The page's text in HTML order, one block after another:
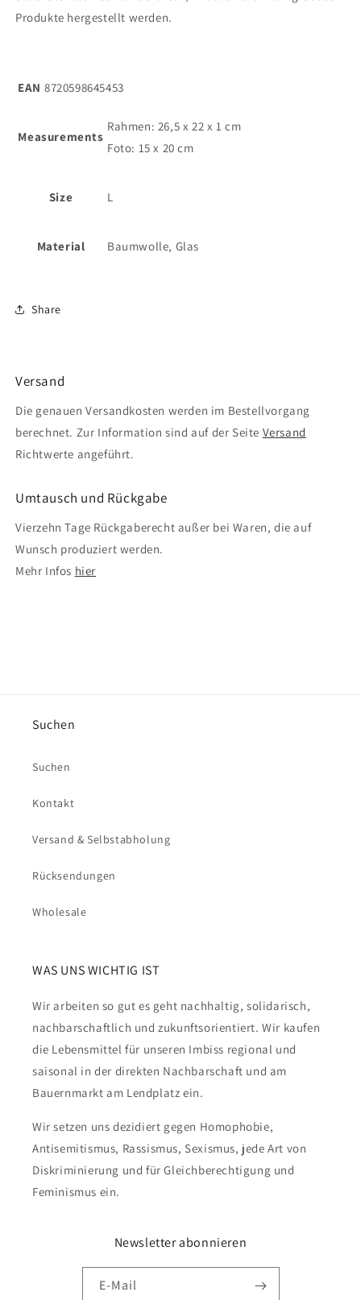
Produkte hergestellt werden.
EAN 8720598645453
Measurements
Rahmen: 26,5 x 22 x 1 cm
Foto: 15 x 20 cm
Size L
Material Baumwolle, Glas
Share
Versand
Die genauen Versandkosten werden im Bestellvorgang
berechnet. Zur Information sind auf der Seite Versand
Richtwerte angeführt.
Umtausch und Rückgabe
Vierzehn Tage Rückgaberecht außer bei Waren, die auf
Wunsch produziert werden.
Mehr Infos hier
Suchen
Suchen
Kontakt
Versand & Selbstabholung
Rücksendungen
Wholesale
WAS UNS WICHTIG IST
Wir arbeiten so gut es geht nachhaltig, solidarisch,
nachbarschaftlich und zukunftsorientiert. Wir kaufen
die Lebensmittel für unseren Imbiss regional und
saisonal in der direkten Nachbarschaft und am
Bauernmarkt am Lendplatz ein.
Wir setzen uns dezidiert gegen Homophobie,
Antisemitismus, Rassismus, Sexismus, jede Art von
Diskriminierung und für Gleichberechtigung und
Feminismus ein.
Newsletter abonnieren
E-Mail